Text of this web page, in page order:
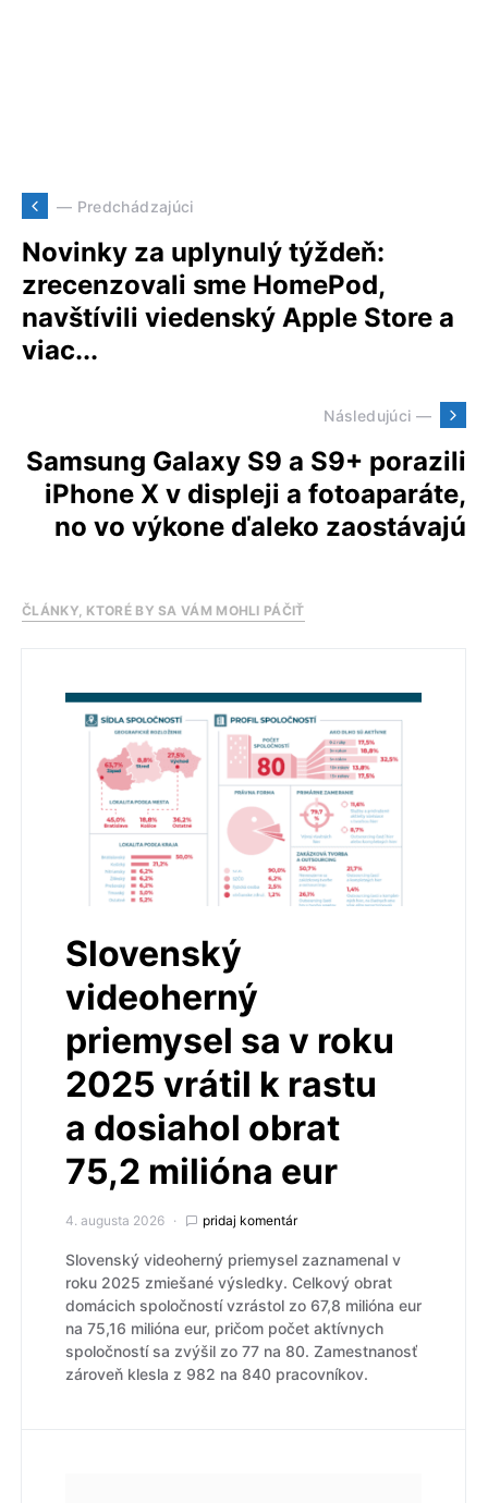
— Predchádzajúci
Novinky za uplynulý týždeň:
zrecenzovali sme HomePod,
navštívili viedenský Apple Store a
viac...
Následujúci —
Samsung Galaxy S9 a S9+ porazili
iPhone X v displeji a fotoaparáte,
no vo výkone ďaleko zaostávajú
ČLÁNKY, KTORÉ BY SA VÁM MOHLI PÁČIŤ
Slovenský
videoherný
priemysel sa v roku
2025 vrátil k rastu
a dosiahol obrat
75,2 milióna eur
4. augusta 2026 pridaj komentár
Slovenský videoherný priemysel zaznamenal v
roku 2025 zmiešané výsledky. Celkový obrat
domácich spoločností vzrástol zo 67,8 milióna eur
na 75,16 milióna eur, pričom počet aktívnych
spoločností sa zvýšil zo 77 na 80. Zamestnanosť
zároveň klesla z 982 na 840 pracovníkov.